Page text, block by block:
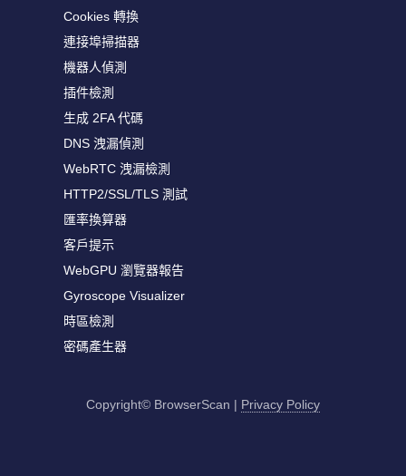
Cookies 轉換
連接埠掃描器
機器人偵測
插件檢測
生成 2FA 代碼
DNS 洩漏偵測
WebRTC 洩漏檢測
HTTP2/SSL/TLS 測試
匯率換算器
客戶提示
WebGPU 瀏覽器報告
Gyroscope Visualizer
時區檢測
密碼產生器
Copyright© BrowserScan | Privacy Policy